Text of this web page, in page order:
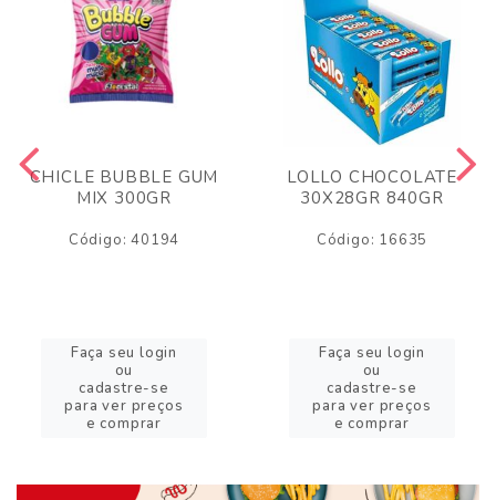
CHICLE BUBBLE GUM
MIX 300GR
Código: 40194
Faça seu login
ou
cadastre-se
para ver preços
e comprar
LOLLO CHOCOLATE
30X28GR 840GR
Código: 16635
Faça seu login
ou
cadastre-se
para ver preços
e comprar